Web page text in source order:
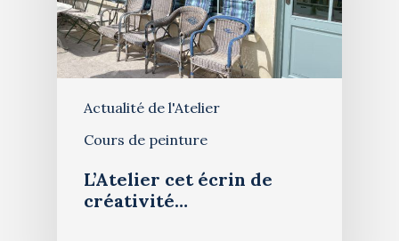
Actualité de l'Atelier
Cours de peinture
L’Atelier cet écrin de
créativité…
Stages de peinture
Contact
Exposition 2026